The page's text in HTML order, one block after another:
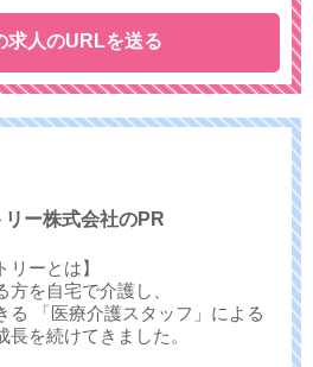
求人のURLを送る
ー株式会社のPR
リーとは】
を自宅で介護し、
る 「医療介護スタッフ」による
を続けてきました。